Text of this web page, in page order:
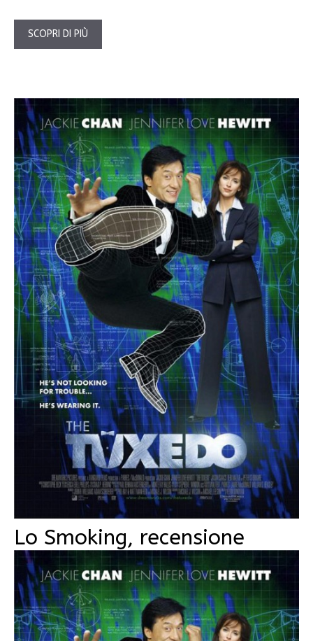
SCOPRI DI PIÙ
Lo Smoking, recensione